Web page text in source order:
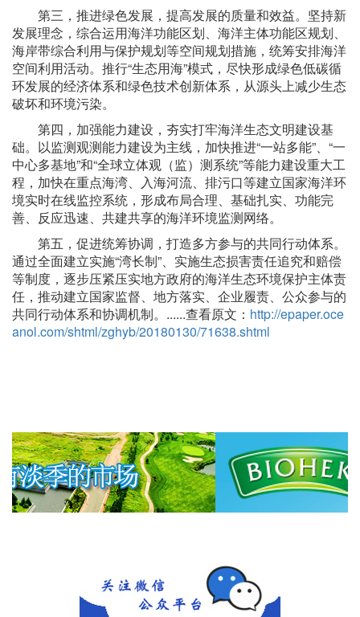
第三，推进绿色发展，提高发展的质量和效益。坚持新
发展理念，综合运用海洋功能区划、海洋主体功能区规划、
海岸带综合利用与保护规划等空间规划措施，统筹安排海洋
空间利用活动。推行“生态用海”模式，尽快形成绿色低碳循
环发展的经济体系和绿色技术创新体系，从源头上减少生态
破坏和环境污染。
第四，加强能力建设，夯实打牢海洋生态文明建设基
础。以监测观测能力建设为主线，加快推进“一站多能”、“一
中心多基地”和“全球立体观（监）测系统”等能力建设重大工
程，加快在重点海湾、入海河流、排污口等建立国家海洋环
境实时在线监控系统，形成布局合理、基础扎实、功能完
善、反应迅速、共建共享的海洋环境监测网络。
第五，促进统筹协调，打造多方参与的共同行动体系。
通过全面建立实施“湾长制”、实施生态损害责任追究和赔偿
等制度，逐步压紧压实地方政府的海洋生态环境保护主体责
任，推动建立国家监督、地方落实、企业履责、公众参与的
共同行动体系和协调机制。......查看原文： http://epaper.oce
anol.com/shtml/zghyb/20180130/71638.shtml